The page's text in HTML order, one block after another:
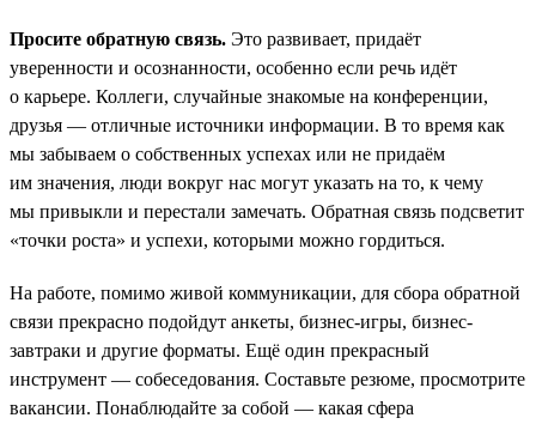
Просите обратную связь. Это развивает, придаёт
уверенности и осознанности, особенно если речь идёт
о карьере. Коллеги, случайные знакомые на конференции,
друзья — отличные источники информации. В то время как
мы забываем о собственных успехах или не придаём
им значения, люди вокруг нас могут указать на то, к чему
мы привыкли и перестали замечать. Обратная связь подсветит
«точки роста» и успехи, которыми можно гордиться.
На работе, помимо живой коммуникации, для сбора обратной
связи прекрасно подойдут анкеты, бизнес-игры, бизнес-
завтраки и другие форматы. Ещё один прекрасный
инструмент — собеседования. Составьте резюме, просмотрите
вакансии. Понаблюдайте за собой — какая сфера